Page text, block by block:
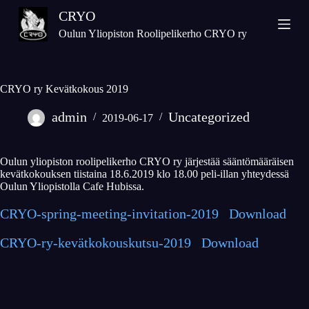
k
o
t
e
n
CRYO
Oulun Yliopiston Roolipelikerho CRYO ry
CRYO ry Kevätkokous 2019
admin 2019-06-17 Uncategorized
Oulun yliopiston roolipelikerho CRYO ry järjestää sääntömääräisen
kevätkokouksen tiistaina 18.6.2019 klo 18.00 peli-illan yhteydessä
Oulun Yliopistolla Cafe Hubissa.
CRYO-spring-meeting-invitation-2019
Download
CRYO-ry-kevätkokouskutsu-2019
Download